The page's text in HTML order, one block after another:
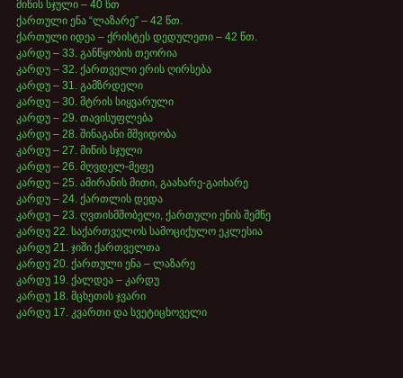
მიწის სჯული – 40 წთ
ქართული ენა “ლაზარე” – 42 წთ.
ქართული იდეა – ქრისტეს დედულეთი – 42 წთ.
კარდუ – 33. განწყობის თეორია
კარდუ – 32. ქართველი ერის ღირსება
კარდუ – 31. გამზრდელი
კარდუ – 30. მტრის სიყვარული
კარდუ – 29. თავისუფლება
კარდუ – 28. შინაგანი მშვიდობა
კარდუ – 27. მიწის სჯული
კარდუ – 26. მღვდელ-მეფე
კარდუ – 25. ამირანის მითი, გაახარე-გაიხარე
კარდუ – 24. ქართლის დედა
კარდუ – 23. ღვთისმშობელი, ქართული ენის შემწე
კარდუ 22. საქართველოს სამოციქულო ეკლესია
კარდუ 21. ჯიში ქართველთა
კარდუ 20. ქართული ენა – ლაზარე
კარდუ 19. ქალდეა – კარდუ
კარდუ 18. მცხეთის ჯვარი
კარდუ 17. კვართი და სვეტიცხოველი